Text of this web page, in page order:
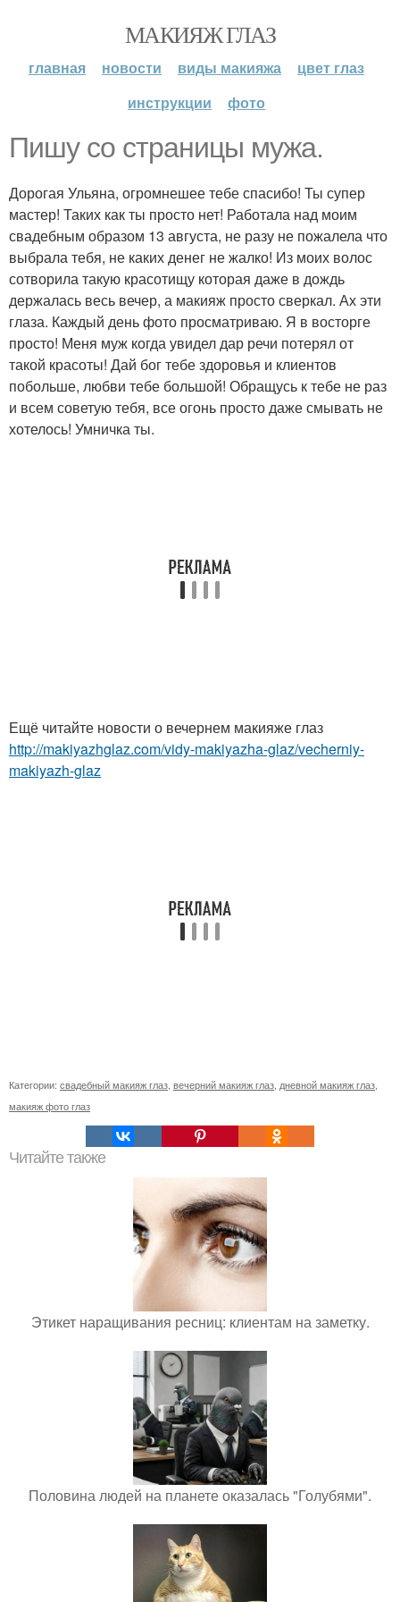
МАКИЯЖ ГЛАЗ
главная новости виды макияжа
цвет глаз
инструкции
фото
Пишу со страницы мужа.
Дорогая Ульяна, огромнешее тебе спасибо! Ты супер
мастер! Таких как ты просто нет! Работала над моим
свадебным образом 13 августа, не разу не пожалела что
выбрала тебя, не каких денег не жалко! Из моих волос
сотворила такую красотищу которая даже в дождь
держалась весь вечер, а макияж просто сверкал. Ах эти
глаза. Каждый день фото просматриваю. Я в восторге
просто! Меня муж когда увидел дар речи потерял от
такой красоты! Дай бог тебе здоровья и клиентов
побольше, любви тебе большой! Обращусь к тебе не раз
и всем советую тебя, все огонь просто даже смывать не
хотелось! Умничка ты.
Ещё читайте новости о вечернем макияже глаз
http://makiyazhglaz.com/vidy-makiyazha-glaz/vecherniy-
makiyazh-glaz
Категории: свадебный макияж глаз вечерний макияж глаз дневной макияж глаз
макияж фото глаз
Читайте также
Этикет наращивания ресниц: клиентам на заметку.
Половина людей на планете оказалась "Голубями".